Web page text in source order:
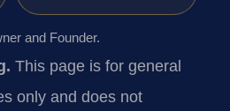
and Founder.
This page is for general
only and does not